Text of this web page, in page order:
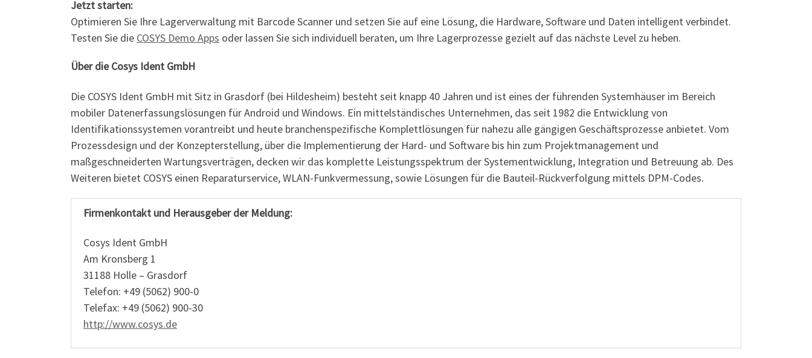
Jetzt starten:
Optimieren Sie Ihre Lagerverwaltung mit Barcode Scanner und setzen Sie auf eine Lösung, die Hardware, Software und Daten intelligent verbindet.
Testen Sie die COSYS Demo Apps oder lassen Sie sich individuell beraten, um Ihre Lagerprozesse gezielt auf das nächste Level zu heben.
Über die Cosys Ident GmbH
Die COSYS Ident GmbH mit Sitz in Grasdorf (bei Hildesheim) besteht seit knapp 40 Jahren und ist eines der führenden Systemhäuser im Bereich
mobiler Datenerfassungslösungen für Android und Windows. Ein mittelständisches Unternehmen, das seit 1982 die Entwicklung von
Identifikationssystemen vorantreibt und heute branchenspezifische Komplettlösungen für nahezu alle gängigen Geschäftsprozesse anbietet. Vom
Prozessdesign und der Konzepterstellung, über die Implementierung der Hard- und Software bis hin zum Projektmanagement und
maßgeschneiderten Wartungsverträgen, decken wir das komplette Leistungsspektrum der Systementwicklung, Integration und Betreuung ab. Des
Weiteren bietet COSYS einen Reparaturservice, WLAN-Funkvermessung, sowie Lösungen für die Bauteil-Rückverfolgung mittels DPM-Codes.
Firmenkontakt und Herausgeber der Meldung:
Cosys Ident GmbH
Am Kronsberg 1
31188 Holle – Grasdorf
Telefon: +49 (5062) 900-0
Telefax: +49 (5062) 900-30
http://www.cosys.de